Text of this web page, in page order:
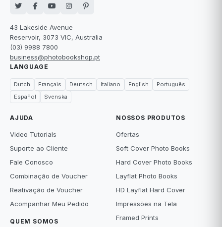
43 Lakeside Avenue
Reservoir, 3073 VIC, Australia
(03) 9988 7800
business@photobookshop.pt
LANGUAGE
Dutch Français Deutsch Italiano English
Português
Español
Svenska
AJUDA
Video Tutorials
Suporte ao Cliente
Fale Conosco
Combinação de Voucher
Reativação de Voucher
Acompanhar Meu Pedido
QUEM SOMOS
NOSSOS PRODUTOS
Ofertas
Soft Cover Photo Books
Hard Cover Photo Books
Layflat Photo Books
HD Layflat Hard Cover
Impressões na Tela
Framed Prints